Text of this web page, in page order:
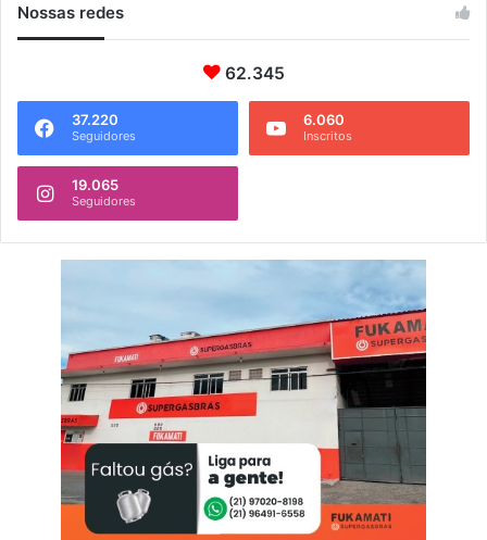
Nossas redes
62.345
37.220
Seguidores
6.060
Inscritos
19.065
Seguidores